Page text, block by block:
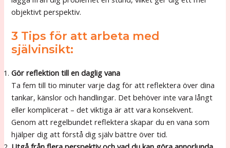
objektivt perspektiv.
3 Tips för att arbeta med
självinsikt:
Gör reflektion till en daglig vana
Ta fem till tio minuter varje dag för att reflektera över dina
tankar, känslor och handlingar. Det behöver inte vara långt
eller komplicerat – det viktiga är att vara konsekvent.
Genom att regelbundet reflektera skapar du en vana som
hjälper dig att förstå dig själv bättre över tid.